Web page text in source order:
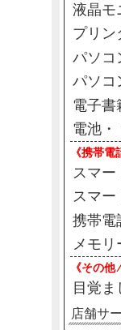
液晶モ
プリン
パソコ
パソコ
電子書
電池
《携帯
スマー
スマー
携帯電
メモリ
《その他
目覚ま
店舗サ